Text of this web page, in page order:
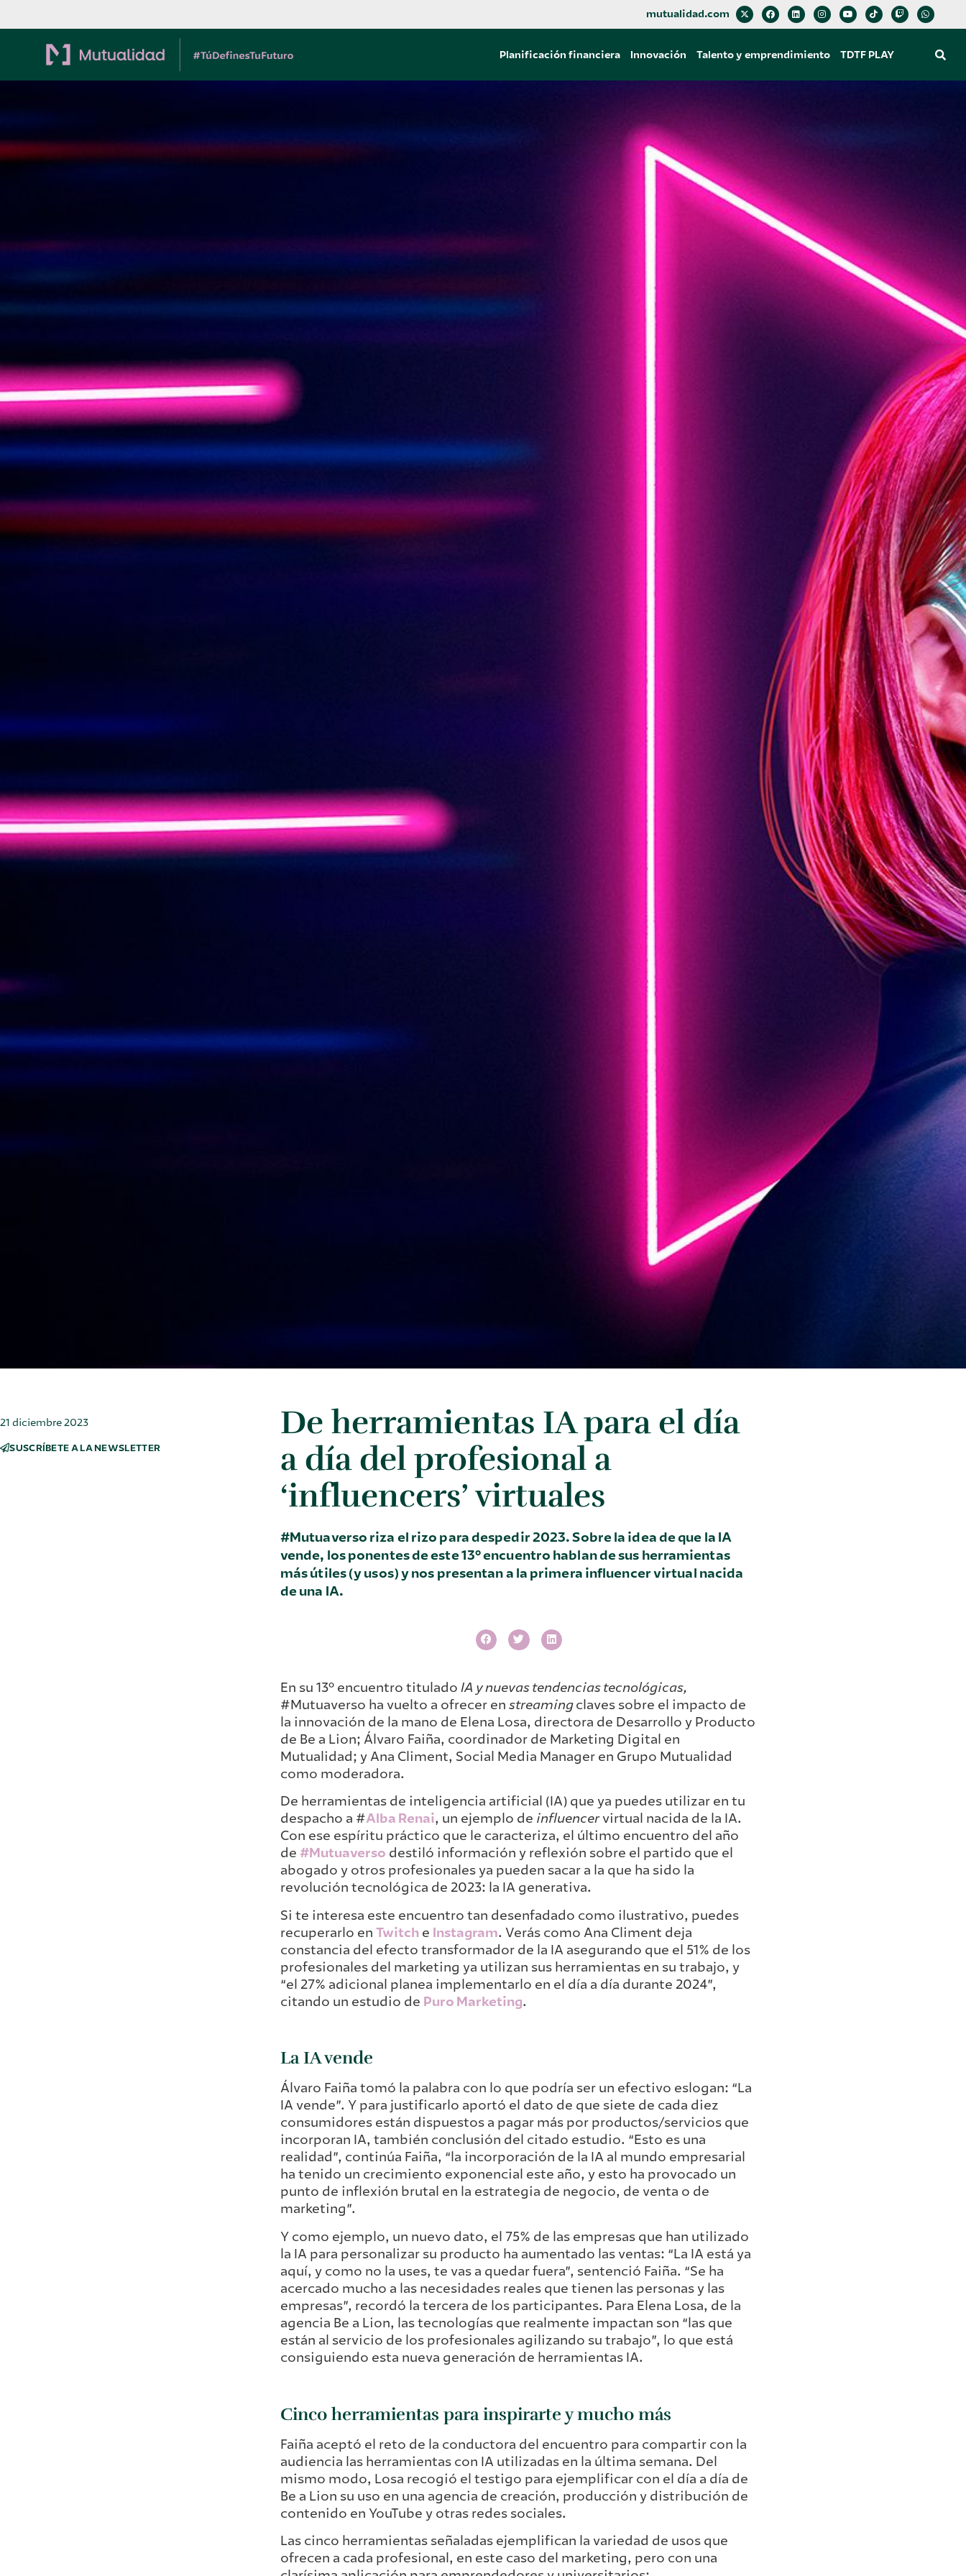
mutualidad.com
Planificación financiera Innovación Talento y emprendimiento TDTF PLAY
21 diciembre 2023
SUSCRÍBETE A LA NEWSLETTER
De herramientas IA para el día
a día del profesional a
‘influencers’ virtuales
#Mutuaverso riza el rizo para despedir 2023. Sobre la idea de que la IA
vende, los ponentes de este 13º encuentro hablan de sus herramientas
más útiles (y usos) y nos presentan a la primera influencer virtual nacida
de una IA.
En su 13º encuentro titulado IA y nuevas tendencias tecnológicas,
#Mutuaverso ha vuelto a ofrecer en streamingclaves sobre el impacto de
la innovación de la mano de Elena Losa, directora de Desarrollo y Producto
de Be a Lion; Álvaro Faiña, coordinador de Marketing Digital en
Mutualidad; y Ana Climent, Social Media Manager en Grupo Mutualidad
como moderadora.
De herramientas de inteligencia artificial (IA) que ya puedes utilizar en tu
despacho a #Alba Renai, un ejemplo de influencervirtual nacida de la IA.
Con ese espíritu práctico que le caracteriza, el último encuentro del año
de #Mutuaverso destiló información y reflexión sobre el partido que el
abogado y otros profesionales ya pueden sacar a la que ha sido la
revolución tecnológica de 2023: la IA generativa.
Si te interesa este encuentro tan desenfadado como ilustrativo, puedes
recuperarlo en Twitche Instagram. Verás como Ana Climent deja
constancia del efecto transformador de la IA asegurando que el 51% de los
profesionales del marketing ya utilizan sus herramientas en su trabajo, y
“el 27% adicional planea implementarlo en el día a día durante 2024”,
citando un estudio de Puro Marketing.
La IA vende
Álvaro Faiña tomó la palabra con lo que podría ser un efectivo eslogan: “La
IA vende”. Y para justificarlo aportó el dato de que siete de cada diez
consumidores están dispuestos a pagar más por productos/servicios que
incorporan IA, también conclusión del citado estudio. “Esto es una
realidad”, continúa Faiña, “la incorporación de la IA al mundo empresarial
ha tenido un crecimiento exponencial este año, y esto ha provocado un
punto de inflexión brutal en la estrategia de negocio, de venta o de
marketing”.
Y como ejemplo, un nuevo dato, el 75% de las empresas que han utilizado
la IA para personalizar su producto ha aumentado las ventas: “La IA está ya
aquí, y como no la uses, te vas a quedar fuera”, sentenció Faiña. “Se ha
acercado mucho a las necesidades reales que tienen las personas y las
empresas”, recordó la tercera de los participantes. Para Elena Losa, de la
agencia Be a Lion, las tecnologías que realmente impactan son “las que
están al servicio de los profesionales agilizando su trabajo”, lo que está
consiguiendo esta nueva generación de herramientas IA.
Cinco herramientas para inspirarte y mucho más
Faiña aceptó el reto de la conductora del encuentro para compartir con la
audiencia las herramientas con IA utilizadas en la última semana. Del
mismo modo, Losa recogió el testigo para ejemplificar con el día a día de
Be a Lion su uso en una agencia de creación, producción y distribución de
contenido en YouTube y otras redes sociales.
Las cinco herramientas señaladas ejemplifican la variedad de usos que
ofrecen a cada profesional, en este caso del marketing, pero con una